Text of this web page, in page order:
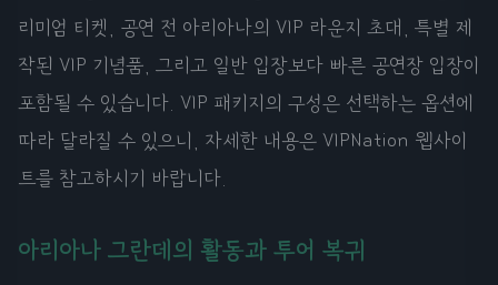
리미엄 티켓, 공연 전 아리아나의 VIP 라운지 초대, 특별 제
작된 VIP 기념품, 그리고 일반 입장보다 빠른 공연장 입장이
포함될 수 있습니다. VIP 패키지의 구성은 선택하는 옵션에
따라 달라질 수 있으니, 자세한 내용은 VIPNation 웹사이
트를 참고하시기 바랍니다.
아리아나 그란데의 활동과 투어 복귀